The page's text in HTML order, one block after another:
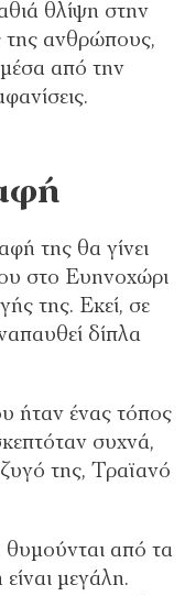
θλίψη στην
της ανθρώπους,
από την
της θα γίνει
στο Ευηνοχώρι
της. Εκεί, σε
δίπλα
ήταν ένας τόπος
συχνά,
της, Τραϊανό
από τα
μεγάλη.